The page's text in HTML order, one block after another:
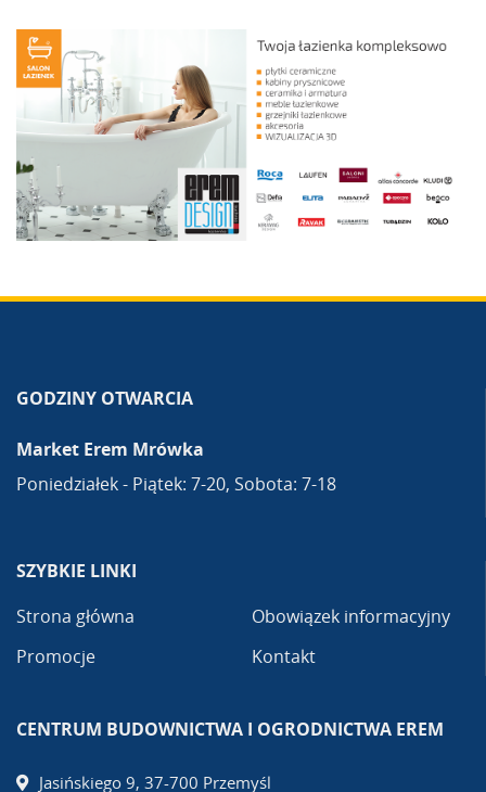
GODZINY OTWARCIA
Market Erem Mrówka
Poniedziałek - Piątek: 7-20, Sobota: 7-18
SZYBKIE LINKI
Strona główna
Promocje
Obowiązek informacyjny
Kontakt
CENTRUM BUDOWNICTWA I OGRODNICTWA EREM
Jasińskiego 9, 37-700 Przemyśl